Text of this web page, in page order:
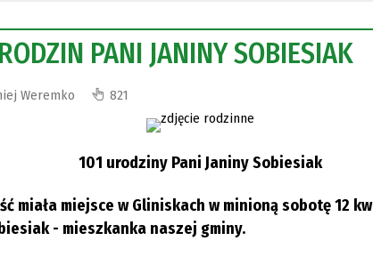
PANI JANINY SOBIESIAK
Weremko 821
101 urodziny Pani Janiny Sobiesiak
miejsce w Gliniskach w minioną sobotę 12
- mieszkanka naszej gminy.